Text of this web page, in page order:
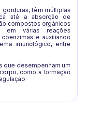
têm múltiplas
até a absorção de
compostos orgânicos
em várias reações
e auxiliando
imunológico, entre
que desempenham um
como a formação